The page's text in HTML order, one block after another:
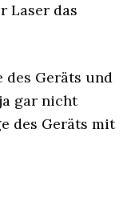
Laser das
des Geräts und
gar nicht
des Geräts mit